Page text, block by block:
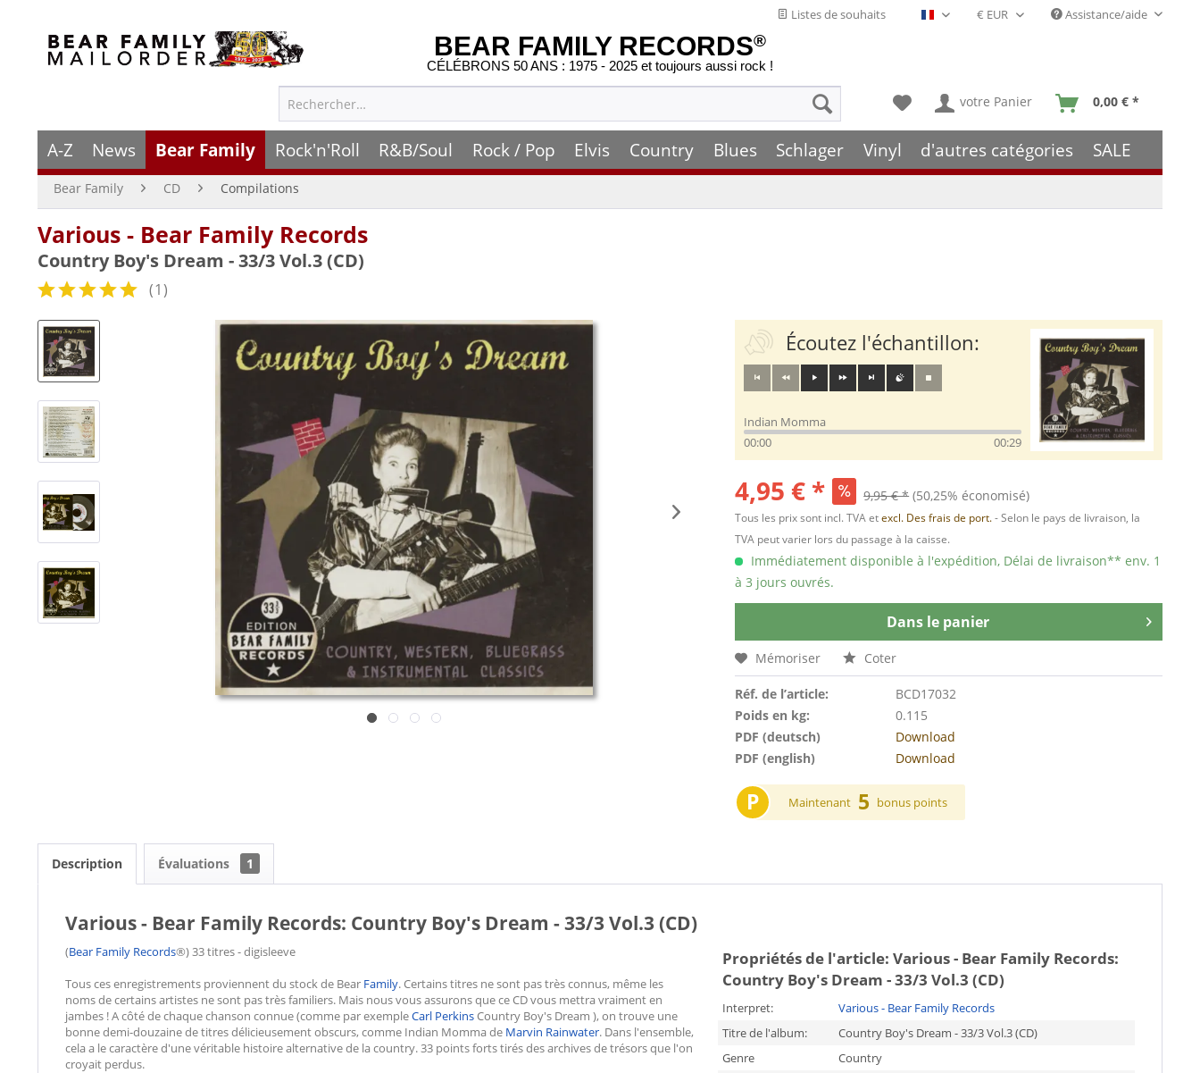
Listes de souhaits Français- FR Assistance/aide
BEAR FAMILY RECORDS®
CÉLÉBRONS 50 ANS : 1975 - 2025 et toujours aussi rock !
votre Panier 0,00 € *
A-Z News Bear Family Rock'n'Roll R&B/Soul Rock / Pop Elvis Country Blues Schlager Vinyl d'autres catégories SALE
Bear Family CD Compilations
Various - Bear Family Records
Country Boy's Dream - 33/3 Vol.3 (CD)
(1)
Écoutez l'échantillon:
Indian Momma
00:00
00:29
4,95 € * 9,95 € * (50,25% économisé)
Tous les prix sont incl. TVA etexcl. Des frais de port.- Selon le pays de livraison, la
TVA peut varier lors du passage à la caisse.
Immédiatement disponible à l'expédition, Délai de livraison** env. 1
à 3 jours ouvrés.
Dans le panier
Mémoriser Coter
Réf. de l’article:
BCD17032
Poids en kg:
0.115
PDF (deutsch)
Download
PDF (english)
Download
P Maintenant 5 bonus points
Description Évaluations 1
Various - Bear Family Records: Country Boy's Dream - 33/3 Vol.3 (CD)
(Bear Family Records®) 33 titres - digisleeve
Tous ces enregistrements proviennent du stock de Bear Family. Certains titres ne sont pas très connus, même les
noms de certains artistes ne sont pas très familiers. Mais nous vous assurons que ce CD vous mettra vraiment en
jambes ! A côté de chaque chanson connue (comme par exempleCarl PerkinsCountry Boy's Dream ), on trouve une
bonne demi-douzaine de titres délicieusement obscurs, comme Indian Momma de Marvin Rainwater. Dans l'ensemble,
cela a le caractère d'une véritable histoire alternative de la country. 33 points forts tirés des archives de trésors que l'on
croyait perdus.
Propriétés de l'article: Various - Bear Family Records:
Country Boy's Dream - 33/3 Vol.3 (CD)
Interpret:
Various - Bear Family Records
Titre de l'album:
Country Boy's Dream - 33/3 Vol.3 (CD)
Genre
Country